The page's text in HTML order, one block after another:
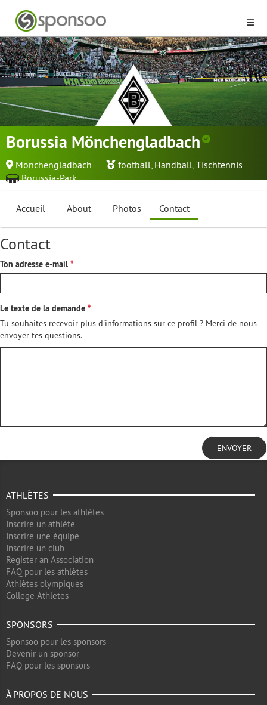
Borussia Mönchengladbach
Mönchengladbach football, Handball,Tischtennis
Borussia-Park
Accueil About Photos Contact
Contact
Ton adresse e-mail
Le texte de la demande
Tu souhaites recevoir plus d'informations sur ce profil ? Merci de nous
envoyer tes questions.
ENVOYER
ATHLÈTES
Sponsoo pour les athlètes
Inscrire un athlète
Inscrire une équipe
Inscrire un club
Register an Association
FAQ pour les athlètes
Athlètes olympiques
College Athletes
SPONSORS
Sponsoo pour les sponsors
Devenir un sponsor
FAQ pour les sponsors
À PROPOS DE NOUS